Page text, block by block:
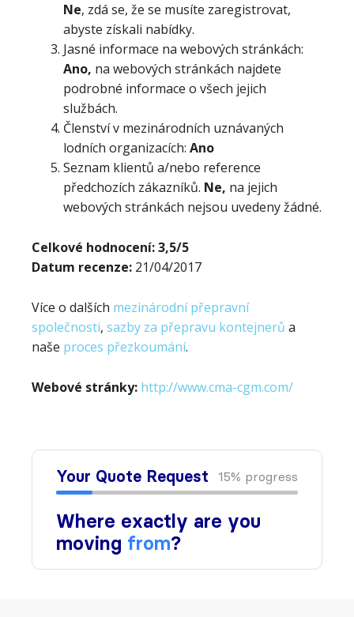
Ne, zdá se, že se musíte zaregistrovat,
abyste získali nabídky.
Jasné informace na webových stránkách:
Ano, na webových stránkách najdete
podrobné informace o všech jejich
službách.
Členství v mezinárodních uznávaných
lodních organizacích: Ano
Seznam klientů a/nebo reference
předchozích zákazníků. Ne, na jejich
webových stránkách nejsou uvedeny žádné.
Celkové hodnocení: 3,5/5
Datum recenze: 21/04/2017
Více o dalších mezinárodní přepravní
společnosti, sazby za přepravu kontejnerů a
naše proces přezkoumání.
Webové stránky: http://www.cma-cgm.com/